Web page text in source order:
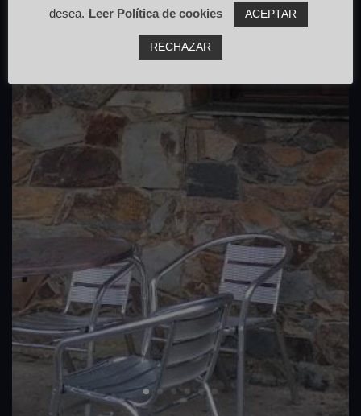
desea. Leer Política de cookies ACEPTAR
RECHAZAR